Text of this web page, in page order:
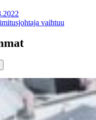
vaihtuu